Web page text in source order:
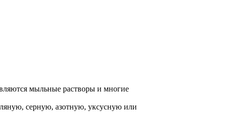
мыльные растворы и многие
серную, азотную, уксусную или